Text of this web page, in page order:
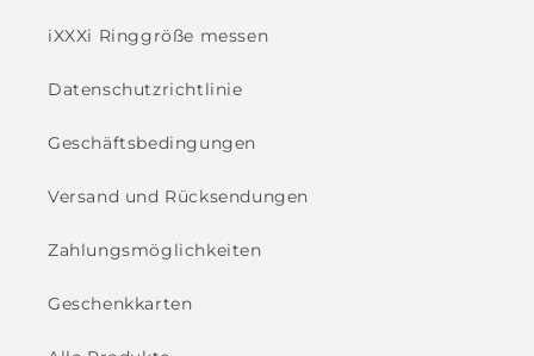
iXXXi Ringgröße messen
Datenschutzrichtlinie
Geschäftsbedingungen
Versand und Rücksendungen
Zahlungsmöglichkeiten
Geschenkkarten